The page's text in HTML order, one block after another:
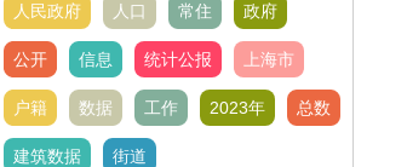
人民政府 人口 常住 政府
公开 信息 统计公报 上海市
户籍 数据 工作 2023年 总数
建筑数据 街道